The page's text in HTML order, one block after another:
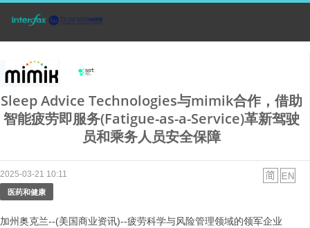
Sleep Advice Technologies与mimik合作，借助
智能疲劳即服务(Fatigue-as-a-Service)革新驾驶
员和乘务人员安全保障
2025-03-21 10:11
医药和健康
加州奥克兰--(美国商业资讯)--疲劳科学与风险管理领域的领军企业